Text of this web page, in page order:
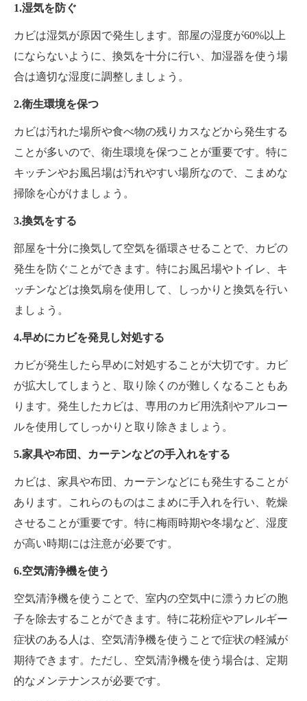
1.湿気を防ぐ
カビは湿気が原因で発生します。部屋の湿度が60%以上
にならないように、換気を十分に行い、加湿器を使う場
合は適切な湿度に調整しましょう。
2.衛生環境を保つ
カビは汚れた場所や食べ物の残りカスなどから発生する
ことが多いので、衛生環境を保つことが重要です。特に
キッチンやお風呂場は汚れやすい場所なので、こまめな
掃除を心がけましょう。
3.換気をする
部屋を十分に換気して空気を循環させることで、カビの
発生を防ぐことができます。特にお風呂場やトイレ、キ
ッチンなどは換気扇を使用して、しっかりと換気を行い
ましょう。
4.早めにカビを発見し対処する
カビが発生したら早めに対処することが大切です。カビ
が拡大してしまうと、取り除くのが難しくなることもあ
ります。発生したカビは、専用のカビ用洗剤やアルコー
ルを使用してしっかりと取り除きましょう。
5.家具や布団、カーテンなどの手入れをする
カビは、家具や布団、カーテンなどにも発生することが
あります。これらのものはこまめに手入れを行い、乾燥
させることが重要です。特に梅雨時期や冬場など、湿度
が高い時期には注意が必要です。
6.空気清浄機を使う
空気清浄機を使うことで、室内の空気中に漂うカビの胞
子を除去することができます。特に花粉症やアレルギー
症状のある人は、空気清浄機を使うことで症状の軽減が
期待できます。ただし、空気清浄機を使う場合は、定期
的なメンテナンスが必要です。